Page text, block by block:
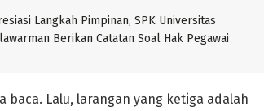
Langkah Pimpinan, SPK Universitas
Berikan Catatan Soal Hak Pegawai
Lalu, larangan yang ketiga adalah